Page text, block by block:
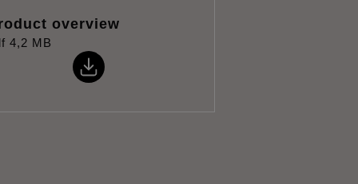
overview
4,2 MB